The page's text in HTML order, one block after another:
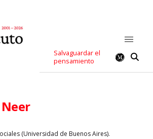
Salvaguardar el
pensamiento
(Universidad de Buenos Aires).